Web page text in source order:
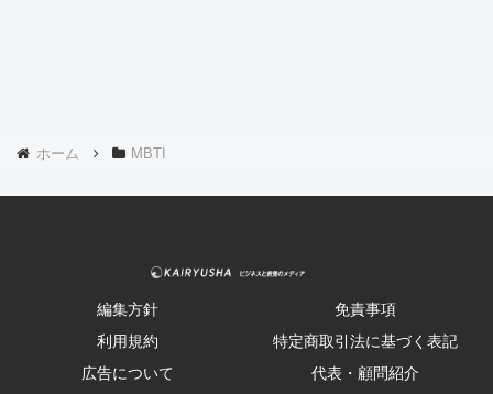
ホーム MBTI
編集方針
免責事項
利用規約
特定商取引法に基づく表記
広告について
代表・顧問紹介